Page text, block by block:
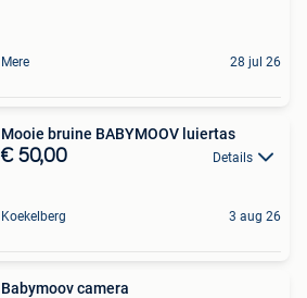
Mere 28 jul 26
Mooie bruine BABYMOOV luiertas
€ 50,00 Details
Koekelberg 3 aug 26
Babymoov camera